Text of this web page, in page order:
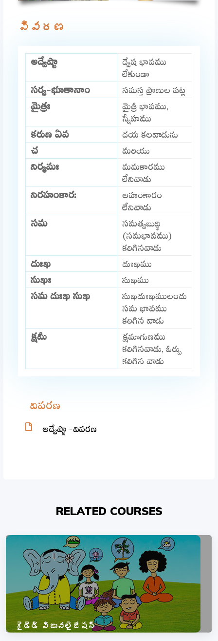
వివరణ
అద్వేష్టా ద్వేష భావము
లేకుండా
సర్వ-భూతానాం సమస్త ప్రాణుల పట్ల
మైత్రః మైత్రీ భావము,
స్నేహము
కరుణ ఏవ దయ కలవాడును
చ మరియు
నిర్మమః మమకారము
లేనివాడు
నిరహంకార: అహంకారం
లేనివాడు
సమ సమత్వబుద్ధి
(సమభావము)
కలిగినవాడు
దుఃఖ దుఃఖము
సుఖః సుఖము
సమ దుఃఖ సుఖ సుఖదుఃఖములందు
సమ భావము
కలిగిన వాడు
క్షమీ క్షమాగుణము
కలిగినవాడు, ఓర్పు
కలిగిన వాడు
వివరణ
అద్వేష్టా -వివరణ
RELATED COURSES
గైడెడ్ విజువలైజేషన్